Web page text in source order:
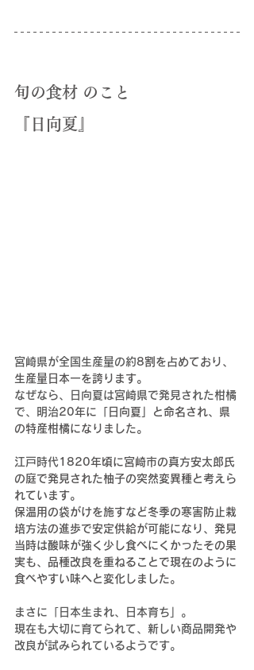
旬の食材 のこと
『日向夏』
宮崎県が全国生産量の約8割を占めており、
生産量日本一を誇ります。
なぜなら、日向夏は宮崎県で発見された柑橘
で、明治20年に「日向夏」と命名され、県
の特産柑橘になりました。
江戸時代 1820年頃に宮崎市の真方安太郎氏
の庭で発見された柚子の突然変異種と考えら
れています。
保温用の袋がけを施すなど冬季の寒害防止栽
培方法の進歩で安定供給が可能になり、発見
当時は酸味が強く少し食べにくかったその果
実も、品種改良を重ねることで現在のように
食べやすい味へと変化しました。
まさに「日本生まれ、日本育ち」。
現在も大切に育てられて、新しい商品開発や
改良が試みられているようです。